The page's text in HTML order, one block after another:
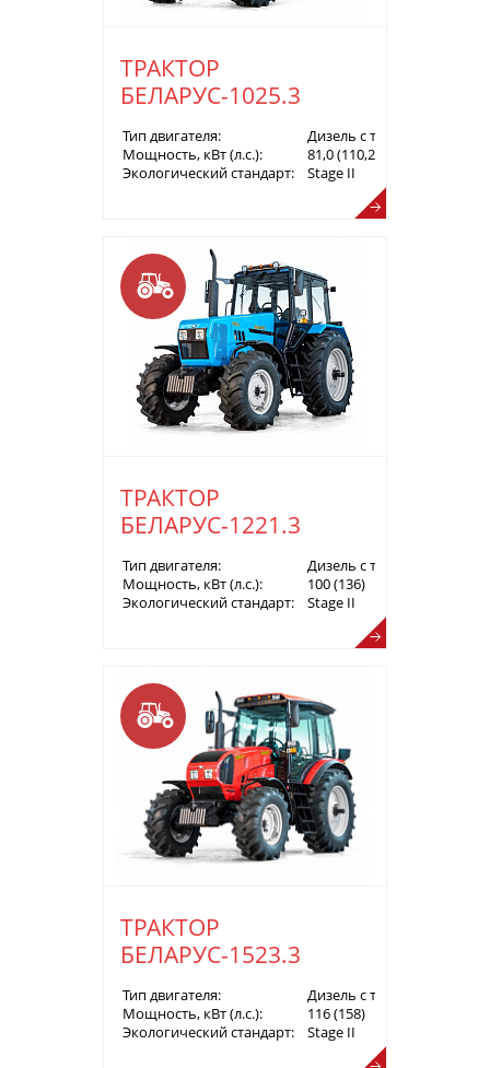
ТРАКТОР
БЕЛАРУС-1025.3
Тип двигателя:
Дизель с турбонаддувом
Мощность, кВт (л.с.):
81,0 (110,2)
Экологический стандарт:
Stage II
ТРАКТОР
БЕЛАРУС-1221.3
Тип двигателя:
Дизель с турбонаддувом
Мощность, кВт (л.с.):
100 (136)
Экологический стандарт:
Stage II
ТРАКТОР
БЕЛАРУС-1523.3
Тип двигателя:
Дизель с турбонаддувом
Мощность, кВт (л.с.):
116 (158)
Экологический стандарт:
Stage II